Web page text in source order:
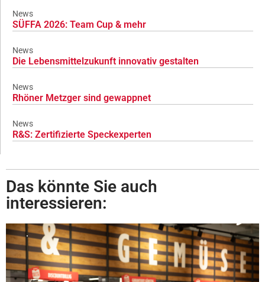
News
SÜFFA 2026: Team Cup & mehr
News
Die Lebensmittelzukunft innovativ gestalten
News
Rhöner Metzger sind gewappnet
News
R&S: Zertifizierte Speckexperten
Das könnte Sie auch
interessieren: